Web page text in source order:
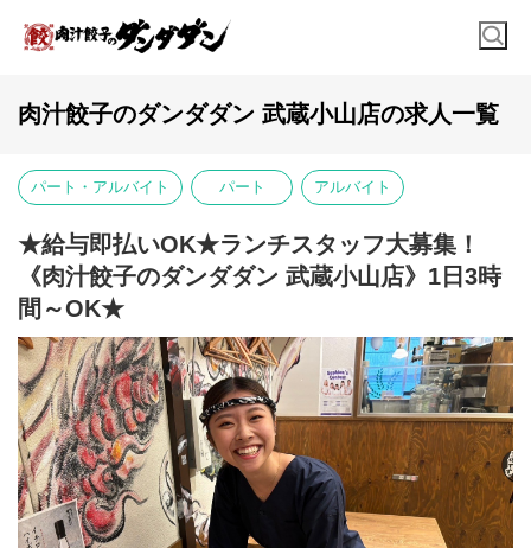
肉汁餃子のダンダダン 武蔵小山店の求人一覧
パート・アルバイト パート アルバイト
★給与即払いOK★ランチスタッフ大募集！
《肉汁餃子のダンダダン 武蔵小山店》1日3時
間～OK★